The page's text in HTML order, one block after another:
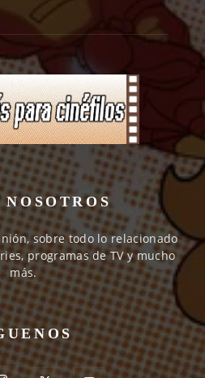
NOSOTROS
sobre todo lo relacionado
programas de TV y mucho
más.